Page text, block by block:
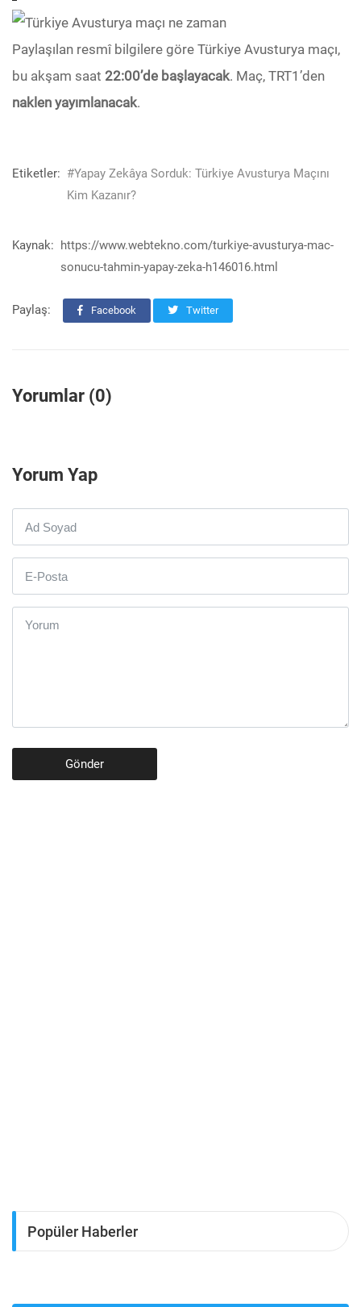
Paylaşılan resmî bilgilere göre Türkiye Avusturya maçı,
bu akşam saat 22:00’de başlayacak. Maç, TRT1’den
naklen yayımlanacak.
Etiketler: #Yapay Zekâya Sorduk: Türkiye Avusturya Maçını
Kim Kazanır?
Kaynak: https://www.webtekno.com/turkiye-avusturya-mac-
sonucu-tahmin-yapay-zeka-h146016.html
Paylaş: Facebook Twitter
Yorumlar (0)
Yorum Yap
Gönder
Popüler Haberler